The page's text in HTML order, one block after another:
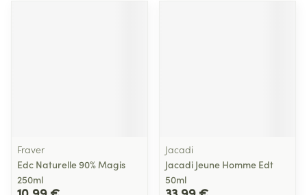
Fraver
Edc Naturelle 90% Magis
250ml
Jacadi
Jacadi Jeune Homme Edt
50ml